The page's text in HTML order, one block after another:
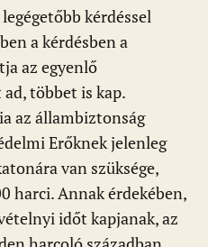
kérdéssel
a kérdésben a
az egyenlő
többet is kap.
az állambiztonság
Erőknek jelenleg
van szüksége,
harci. Annak érdekében,
időt kapjanak, az